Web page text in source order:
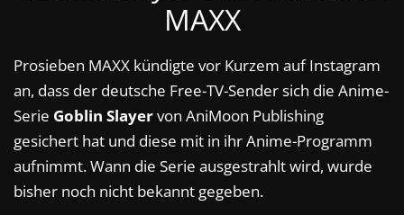
MAXX
Prosieben MAXX kündigte vor Kurzem auf Instagram
an, dass der deutsche Free-TV-Sender sich die Anime-
Serie Goblin Slayervon AniMoon Publishing
gesichert hat und diese mit in ihr Anime-Programm
aufnimmt. Wann die Serie ausgestrahlt wird, wurde
bisher noch nicht bekannt gegeben.